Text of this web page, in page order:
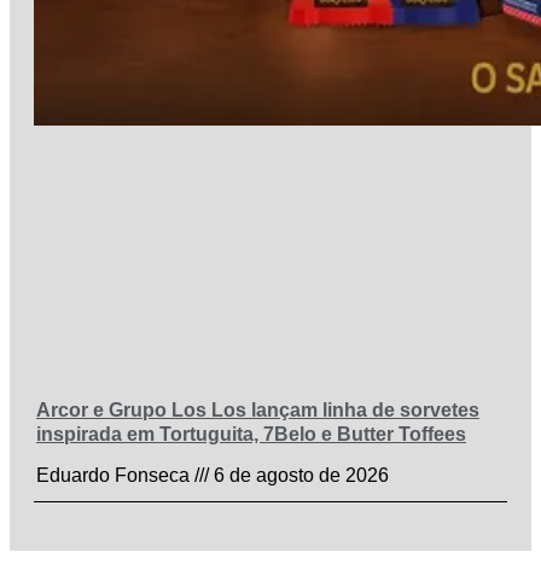
Arcor e Grupo Los Los lançam linha de sorvetes
inspirada em Tortuguita, 7Belo e Butter Toffees
Eduardo Fonseca
6 de agosto de 2026